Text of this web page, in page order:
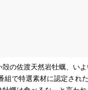
殻の佐渡天然岩牡蠣、い
組で特選素材に認定され